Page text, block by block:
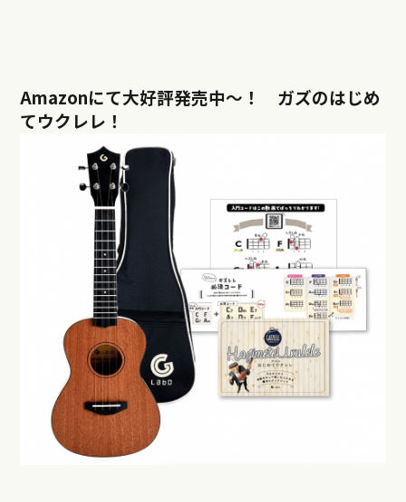
Amazonにて大好評発売中〜！ ガズのはじめ
てウクレレ！